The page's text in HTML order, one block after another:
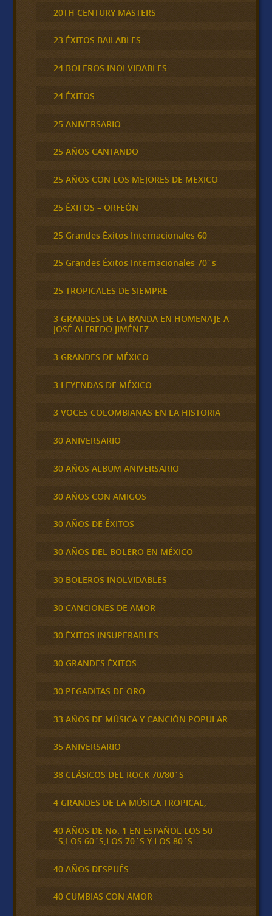
20TH CENTURY MASTERS
23 ÉXITOS BAILABLES
24 BOLEROS INOLVIDABLES
24 ÉXITOS
25 ANIVERSARIO
25 AÑOS CANTANDO
25 AÑOS CON LOS MEJORES DE MEXICO
25 ÉXITOS – ORFEÓN
25 Grandes Éxitos Internacionales 60
25 Grandes Éxitos Internacionales 70´s
25 TROPICALES DE SIEMPRE
3 GRANDES DE LA BANDA EN HOMENAJE A
JOSÉ ALFREDO JIMÉNEZ
3 GRANDES DE MÉXICO
3 LEYENDAS DE MÉXICO
3 VOCES COLOMBIANAS EN LA HISTORIA
30 ANIVERSARIO
30 AÑOS ALBUM ANIVERSARIO
30 AÑOS CON AMIGOS
30 AÑOS DE ÉXITOS
30 AÑOS DEL BOLERO EN MÉXICO
30 BOLEROS INOLVIDABLES
30 CANCIONES DE AMOR
30 ÉXITOS INSUPERABLES
30 GRANDES ÉXITOS
30 PEGADITAS DE ORO
33 AÑOS DE MÚSICA Y CANCIÓN POPULAR
35 ANIVERSARIO
38 CLÁSICOS DEL ROCK 70/80´S
4 GRANDES DE LA MÚSICA TROPICAL,
40 AÑOS DE No. 1 EN ESPAÑOL LOS 50
´S,LOS 60´S,LOS 70´S Y LOS 80´S
40 AÑOS DESPUÉS
40 CUMBIAS CON AMOR